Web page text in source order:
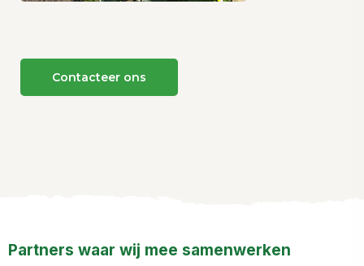
Contacteer ons
Partners waar wij mee samenwerken